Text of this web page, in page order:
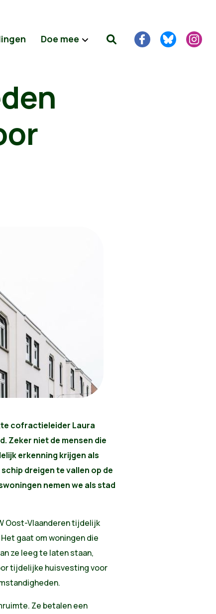
Doe mee
cofractieleider Laura
Zeker niet de mensen die
erkenning krijgen als
dreigen te vallen op de
nemen we als stad
Oost-Vlaanderentijdelijk
gaat om woningen die
ze leeg te laten staan,
tijdelijke huisvesting voor
.
Ze betalen een